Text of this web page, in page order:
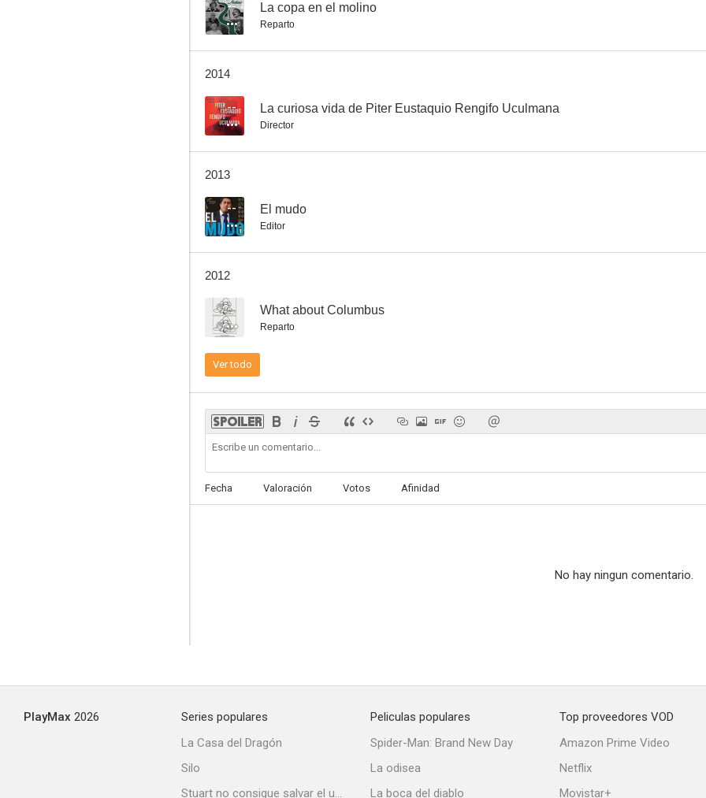
-- La copa en el molino
Reparto
2014
-- La curiosa vida de Piter Eustaquio Rengifo Uculmana
Director
2013
-- El mudo
Editor
2012
-- What about Columbus
Reparto
Ver todo
Fecha Valoración Votos Afinidad
No hay ningun comentario.
PlayMax 2026
Series populares
La Casa del Dragón
Silo
Stuart no consigue salvar el universo
Peliculas populares
Spider-Man: Brand New Day
La odisea
La boca del diablo
Top proveedores VOD
Amazon Prime Video
Netflix
Movistar+